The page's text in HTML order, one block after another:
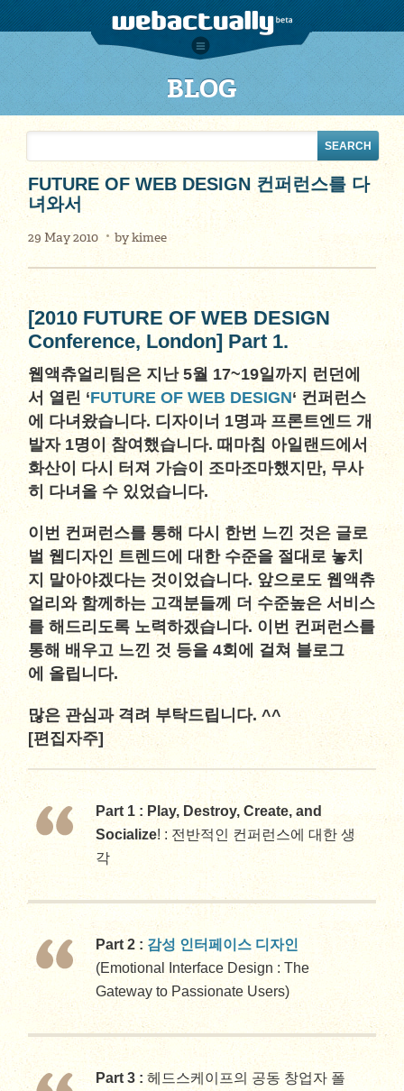
BLOG
FUTURE OF WEB DESIGN 컨퍼런스를 다
녀와서
29 May 2010 bykimee
[2010 FUTURE OF WEB DESIGN
Conference, London] Part 1.
웹액츄얼리팀은 지난 5월 17~19일까지 런던에
서 열린 ‘FUTURE OF WEB DESIGN‘ 컨퍼런스
에 다녀왔습니다. 디자이너 1명과 프론트엔드 개
발자 1명이 참여했습니다. 때마침 아일랜드에서
화산이 다시 터져 가슴이 조마조마했지만, 무사
히 다녀올 수 있었습니다.
이번 컨퍼런스를 통해 다시 한번 느낀 것은 글로
벌 웹디자인 트렌드에 대한 수준을 절대로 놓치
지 말아야겠다는 것이었습니다. 앞으로도 웹액츄
얼리와 함께하는 고객분들께 더 수준높은 서비스
를 해드리도록 노력하겠습니다. 이번 컨퍼런스를
통해 배우고 느낀 것 등을 4회에 걸쳐 블로그
에 올립니다.
많은 관심과 격려 부탁드립니다. ^^
[편집자주]
Part 1 : Play, Destroy, Create, and
Socialize! : 전반적인 컨퍼런스에 대한 생
각
Part 2 : 감성 인터페이스 디자인
(Emotional Interface Design : The
Gateway to Passionate Users)
Part 3 :헤드스케이프의 공동 창업자 폴